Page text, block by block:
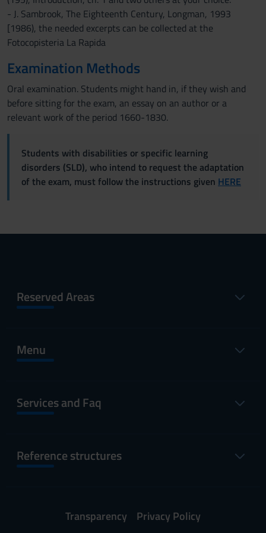
- J. Sambrook, The Eighteenth Century, Longman, 1993
[1986), the needed excerpts can be collected at the
Fotocopisteria La Rapida
Examination Methods
Oral examination. Students might hand in, if they wish and
before sitting for the exam, an essay on an author or a
relevant work of the period 1660-1830.
Students with disabilities or specific learning
disorders (SLD), who intend to request the adaptation
of the exam, must follow the instructions given HERE
Reserved Areas
Menu
Services and Faq
Reference structures
Transparency
Privacy Policy